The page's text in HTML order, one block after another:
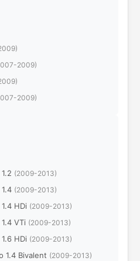
2009)
2009)
(2009-2013)
(2009-2013)
HDi (2009-2013)
VTi (2009-2013)
HDi (2009-2013)
1.4 Bivalent (2009-2013)